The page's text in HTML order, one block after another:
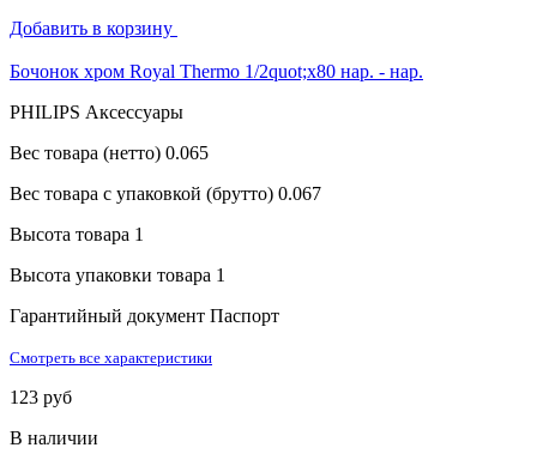
Добавить в корзину
Бочонок хром Royal Thermo 1/2quot;x80 нар. - нар.
PHILIPS Аксессуары
Вес товара (нетто) 0.065
Вес товара с упаковкой (брутто) 0.067
Высота товара 1
Высота упаковки товара 1
Гарантийный документ Паспорт
Смотреть все характеристики
123 руб
В наличии